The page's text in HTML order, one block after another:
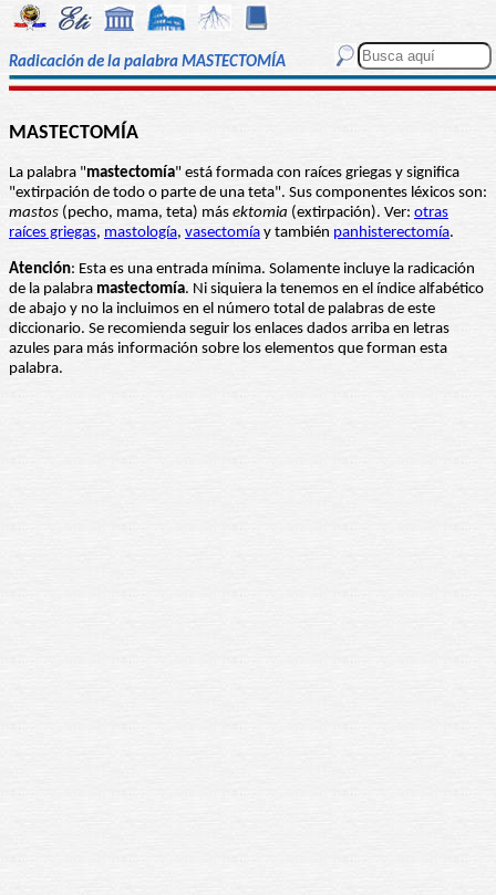
Radicación de la palabra MASTECTOMÍA
MASTECTOMÍA
La palabra "mastectomía" está formada con raíces griegas y significa
"extirpación de todo o parte de una teta". Sus componentes léxicos son:
mastos (pecho, mama, teta) más ektomia (extirpación). Ver: otras
raíces griegas, mastología, vasectomía y también panhisterectomía.
Atención: Esta es una entrada mínima. Solamente incluye la radicación
de la palabra mastectomía. Ni siquiera la tenemos en el índice alfabético
de abajo y no la incluimos en el número total de palabras de este
diccionario. Se recomienda seguir los enlaces dados arriba en letras
azules para más información sobre los elementos que forman esta
palabra.